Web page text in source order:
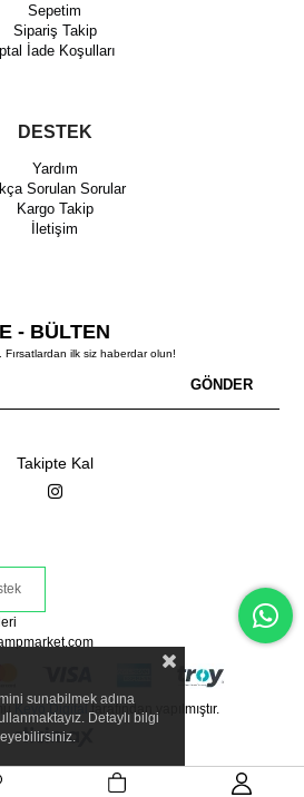
Sepetim
Sipariş Takip
İade Koşulları
DESTEK
Yardım
Sorulan Sorular
Kargo Takip
İletişim
E - BÜLTEN
Fırsatlardan ilk siz haberdar olun!
GÖNDER
Takipte Kal
Keyo Digital tarafından yapılmıştır.
sunabilmek adına
Detaylı bilgi